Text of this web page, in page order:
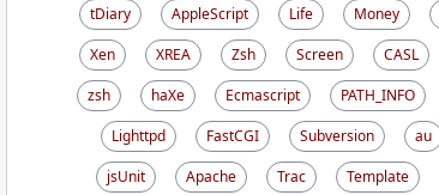
tDiary
AppleScript Life Money
Xen
XREA Zsh Screen CASL
zsh
haXe Ecmascript PATH_INFO
Lighttpd
FastCGI Subversion au
jsUnit
Apache Trac Template